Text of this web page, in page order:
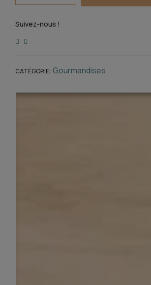
Suivez-nous !
CATÉGORIE Gourmandises